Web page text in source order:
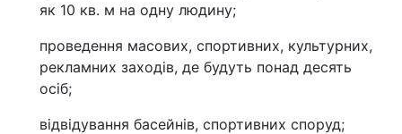
як 10 кв. м на одну людину;
проведення масових, спортивних, культурних,
рекламних заходів, де будуть понад десять
осіб;
відвідування басейнів, спортивних споруд;